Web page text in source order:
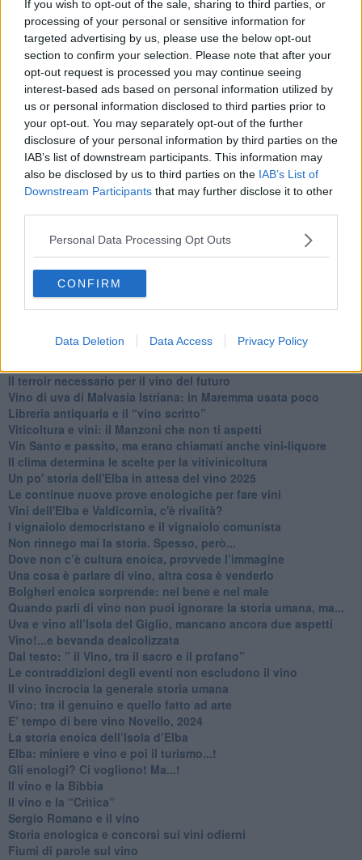
If you wish to opt-out of the sale, sharing to third parties, or
processing of your personal or sensitive information for
targeted advertising by us, please use the below opt-out
section to confirm your selection. Please note that after your
opt-out request is processed you may continue seeing
interest-based ads based on personal information utilized by
us or personal information disclosed to third parties prior to
your opt-out. You may separately opt-out of the further
disclosure of your personal information by third parties on the
IAB’s list of downstream participants. This information may
also be disclosed by us to third parties on the IAB’s List of
Downstream Participants that may further disclose it to other
Personal Data Processing Opt Outs
CONFIRM
Data Deletion Data Access Privacy Policy
Se vuoi leggere le notizie principali della Toscana iscriviti alla
Newsletter QUInews - ToscanaMedia.Arriva gratis tutti i giorni
alle 20:00 direttamente nella tua casella di posta.
Basta cliccareQUI
Fotogallery
Articoli dal Blog “Vignaioli e vini” di Nadio Stronchi
​Che “Odissea sia”
Scuola di vita e creatività
​La volontà di essere “primi”
Norme viticole e enologiche che miglioreranno la qualità
​I vini della Maremma si stanno arricchendo
Il terroir necessario per il vino del futuro
​Vino di uva di Malvasia Istriana: in Maremma usata poco
​Libreria antiquaria e il “vino scritto”
​Viticoltura e vini: il Manzoni che non ti aspetti
​Vin Santo e passito, ma erano chiamati anche vini-liquore
Il clima determina le scelte per la vitivinicoltura
Un po' storia dell'Elba in attesa del vino 2025
Le continue nuove prove enologiche per fare vini
Vini dell'Elba e Valdicornia, c'è rivalità?
​I vignaiolo democristano e il vignaiolo comunista
​Non rinnego mai la storia. Spesso, però...
​Dove non c’è cultura enoica, provvede l’immagine
​Una cosa è parlare di vino, altra cosa è venderlo
Bolgheri enoica sorprende: nel bene e nel male
​Quando parli di vino non puoi ignorare la storia umana, ma...
Uva e vino all’Isola del Giglio, mancano ancora due aspetti
​Vino!...e bevanda dealcolizzata
​Dal testo: ” il Vino, tra il sacro e il profano”
Le contraddizioni degli eventi non escludono il vino
​Il vino incrocia la generale storia umana
Vino: tra il genuino e quello fatto ad arte
E’ tempo di bere vino Novello, 2024
La storia enoica dell’Isola d’Elba
Elba: miniere e vino e poi il turismo...!
​Gli enologi? Ci vogliono! Ma...!
​Il vino e la Bibbia
​Il vino e la “Critica”
Sergio Romano e il vino
​Storia enologica e concorsi sui vini odierni
Fiumi di parole sul vino